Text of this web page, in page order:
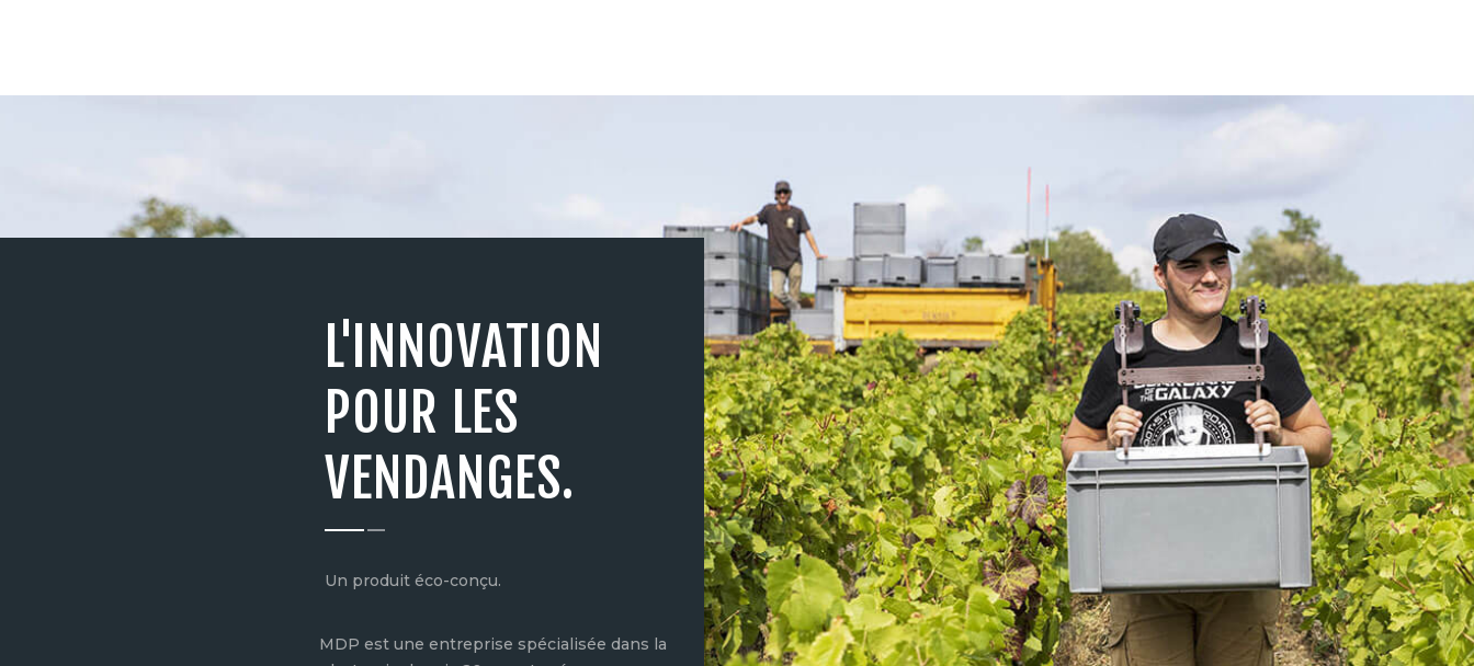
L'INNOVATION
POUR LES
VENDANGES.
Un produit éco-conçu.
MDP est une entreprise spécialisée dans la